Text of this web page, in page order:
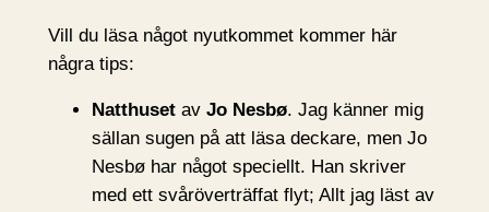
Vill du läsa något nyutkommet kommer här
några tips:
Natthusetav Jo Nesbø. Jag känner mig
sällan sugen på att läsa deckare, men Jo
Nesbø har något speciellt. Han skriver
med ett svåröverträffat flyt; Allt jag läst av